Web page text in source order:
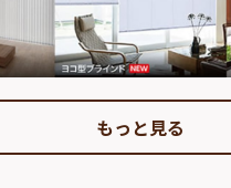
もっと見る